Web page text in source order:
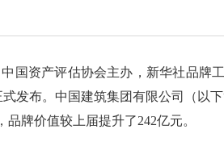
资产评估协会主办，新华社品牌
发布。中国建筑集团有限公司（以
牌价值较上届提升了242亿元。